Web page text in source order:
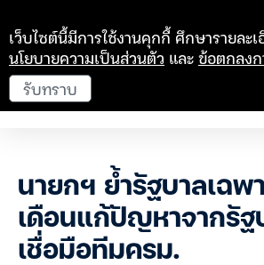
นายกฯ ย้ำรัฐบาลเฉพ
เดือนแก้ปัญหาจากรัฐ
เชื่อมือทีมครม.
เว็บไซต์นี้มีการใช้งานคุกกี้ ศึกษารายละ
นโยบายความเป็นส่วนตัว และข้อตกลงก
รับทราบ